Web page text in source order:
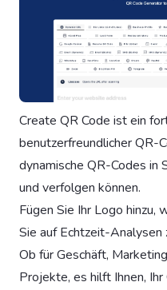
Create QR Code ist ein
benutzerfreundlicher QR-
dynamische QR-Codes in
und verfolgen können.
Fügen Sie Ihr Logo hinzu,
Sie auf Echtzeit-Analysen
Ob für Geschäft,
Projekte, es hilft Ihnen,